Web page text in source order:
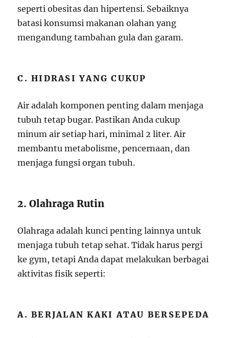
seperti obesitas dan hipertensi. Sebaiknya
batasi konsumsi makanan olahan yang
mengandung tambahan gula dan garam.
C. HIDRASI YANG CUKUP
Air adalah komponen penting dalam menjaga
tubuh tetap bugar. Pastikan Anda cukup
minum air setiap hari, minimal 2 liter. Air
membantu metabolisme, pencernaan, dan
menjaga fungsi organ tubuh.
2. Olahraga Rutin
Olahraga adalah kunci penting lainnya untuk
menjaga tubuh tetap sehat. Tidak harus pergi
ke gym, tetapi Anda dapat melakukan berbagai
aktivitas fisik seperti:
A. BERJALAN KAKI ATAU BERSEPEDA